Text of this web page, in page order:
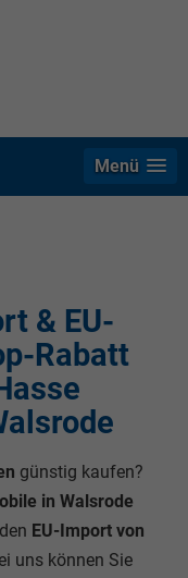
Menü
& EU-
Rabatt
günstig kaufen?
in Walsrode
EU-Import von
uns können Sie